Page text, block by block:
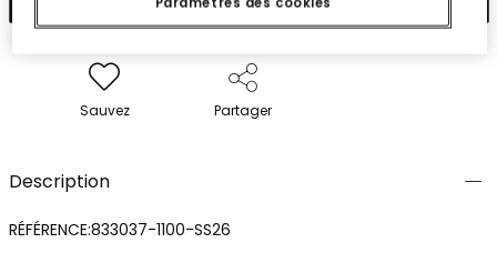
Sauvez Partager
Description
RÉFÉRENCE:833037-1100-SS26